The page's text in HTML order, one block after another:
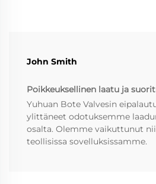
John Smith
Poikkeuksellinen laatu ja
Yuhuan Bote Valvesin
ylittäneet odotuksemme
osalta. Olemme vaikuttunut
teollisissa sovelluksissamme.